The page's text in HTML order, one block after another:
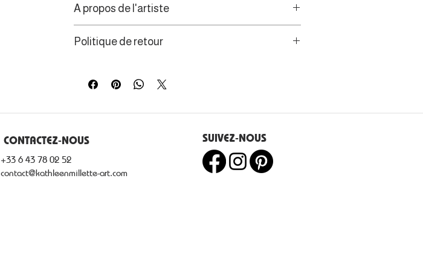
A propos de l'artiste
l’irréalisme pour une figuration narrative et
Port Louis en particulier.
Politique de retour
de rétractation de 14 jours.
CONTACTEZ-NOUS
+33 6 43 78 02 52
contact@kathleenmillette-art.com
SUIVEZ-NOUS